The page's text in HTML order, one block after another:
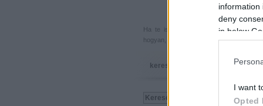
information
deny
in below
I want
Opted
Ha te is küldenél egy végigjátszást,
hogyan, hova, mikor, kivel és miért,
keresés